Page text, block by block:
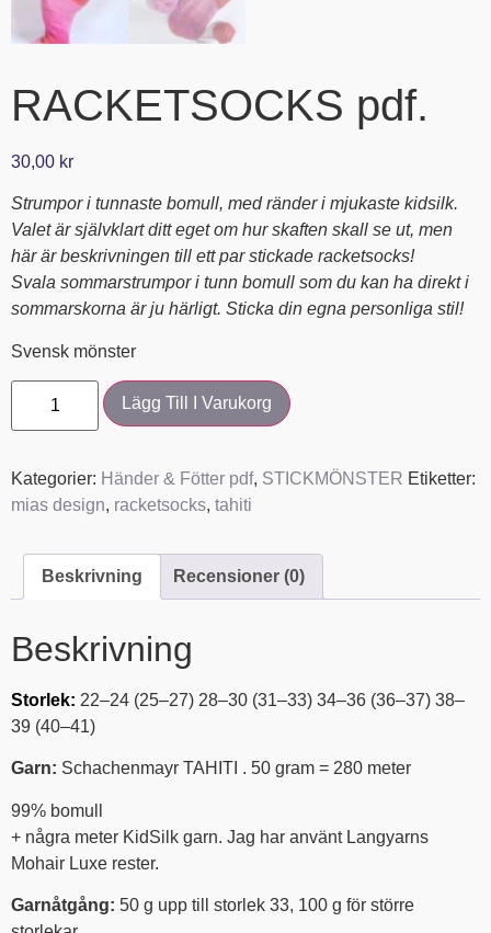
RACKETSOCKS pdf.
30,00 kr
Strumpor i tunnaste bomull, med ränder i mjukaste kidsilk.
Valet är självklart ditt eget om hur skaften skall se ut, men
här är beskrivningen till ett par stickade racketsocks!
Svala sommarstrumpor i tunn bomull som du kan ha direkt i
sommarskorna är ju härligt. Sticka din egna personliga stil!
Svensk mönster
Lägg Till I Varukorg
Kategorier: Händer & Fötter pdf, STICKMÖNSTER Etiketter:
mias design, racketsocks, tahiti
Beskrivning Recensioner (0)
Beskrivning
Storlek: 22–24 (25–27) 28–30 (31–33) 34–36 (36–37) 38–
39 (40–41)
Garn: Schachenmayr TAHITI . 50 gram = 280 meter
99% bomull
+ några meter KidSilk garn. Jag har använt Langyarns
Mohair Luxe rester.
Garnåtgång: 50 g upp till storlek 33, 100 g för större